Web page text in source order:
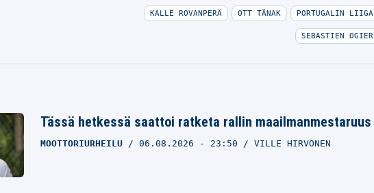
KALLE ROVANPERÄ OTT TÄNAK PORTUGALIN LIIGA
SEBASTIEN OGIER
Tässä hetkessä saattoi ratketa rallin maailmanmestaruus
MOOTTORIURHEILU 06.08.2026 - 23:50 VILLE HIRVONEN